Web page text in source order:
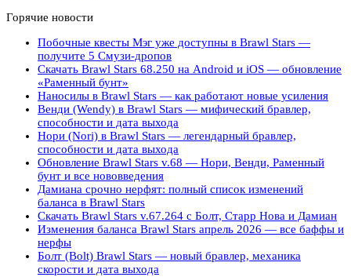
Горячие новости
Побочные квесты Мэг уже доступны в Brawl Stars —
получите 5 Смузи-дропов
Скачать Brawl Stars 68.250 на Android и iOS — обновление
«Раменный бунт»
Наносилы в Brawl Stars — как работают новые усиления
Венди (Wendy) в Brawl Stars — мифический бравлер,
способности и дата выхода
Нори (Nori) в Brawl Stars — легендарный бравлер,
способности и дата выхода
Обновление Brawl Stars v.68 — Нори, Венди, Раменный
бунт и все нововведения
Дамиана срочно нерфят: полный список изменений
баланса в Brawl Stars
Скачать Brawl Stars v.67.264 с Болт, Старр Нова и Дамиан
Изменения баланса Brawl Stars апрель 2026 — все баффы и
нерфы
Болт (Bolt) Brawl Stars — новый бравлер, механика
скорости и дата выхода